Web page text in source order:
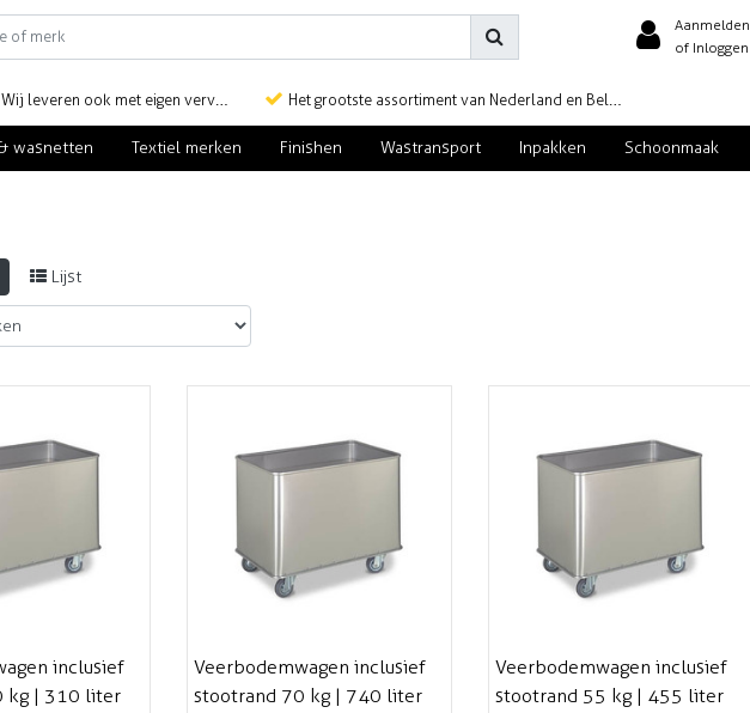
Aanmelden
of Inloggen
Wij leveren ook met eigen vervoer Het grootste assortiment van Nederland en België
wasnetten Textiel merken Finishen Wastransport Inpakken Schoonmaak
Lijst
inclusief
kg | 310 liter
Veerbodemwagen inclusief
stootrand 70 kg | 740 liter
Veerbodemwagen inclusief
stootrand 55 kg | 455 liter